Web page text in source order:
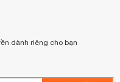
dành riêng cho bạn